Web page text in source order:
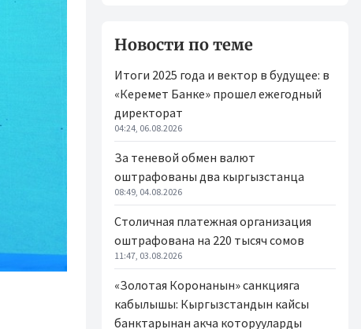
Новости по теме
Итоги 2025 года и вектор в будущее: в
«Керемет Банке» прошел ежегодный
директорат
04:24, 06.08.2026
За теневой обмен валют
оштрафованы два кыргызстанца
08:49, 04.08.2026
Столичная платежная организация
оштрафована на 220 тысяч сомов
11:47, 03.08.2026
«Золотая Коронанын» санкцияга
кабылышы: Кыргызстандын кайсы
банктарынан акча которууларды